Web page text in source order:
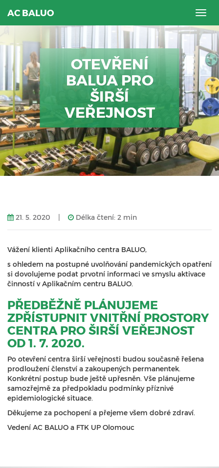
AC BALUO
OTEVŘENÍ
BALUA PRO
ŠIRŠÍ
VEŘEJNOST
21. 5. 2020 Délka čtení: 2 min
Vážení klienti Aplikačního centra BALUO,
s ohledem na postupné uvolňování pandemických opatření
si dovolujeme podat prvotní informaci ve smyslu aktivace
činností v Aplikačním centru BALUO.
PŘEDBĚŽNĚ PLÁNUJEME
ZPŘÍSTUPNIT VNITŘNÍ PROSTORY
CENTRA PRO ŠIRŠÍ VEŘEJNOST
OD 1. 7. 2020.
Po otevření centra širší veřejnosti budou současně řešena
prodloužení členství a zakoupených permanentek.
Konkrétní postup bude ještě upřesněn. Vše plánujeme
samozřejmě za předpokladu podmínky příznivé
epidemiologické situace.
Děkujeme za pochopení a přejeme všem dobré zdraví.
Vedení AC BALUO a FTK UP Olomouc